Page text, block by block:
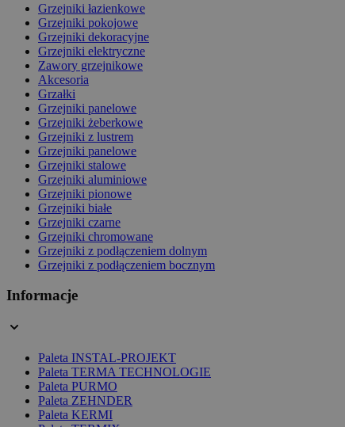
Grzejniki łazienkowe
Grzejniki pokojowe
Grzejniki dekoracyjne
Grzejniki elektryczne
Zawory grzejnikowe
Akcesoria
Grzałki
Grzejniki panelowe
Grzejniki żeberkowe
Grzejniki z lustrem
Grzejniki panelowe
Grzejniki stalowe
Grzejniki aluminiowe
Grzejniki pionowe
Grzejniki białe
Grzejniki czarne
Grzejniki chromowane
Grzejniki z podłączeniem dolnym
Grzejniki z podłączeniem bocznym
Informacje
Paleta INSTAL-PROJEKT
Paleta TERMA TECHNOLOGIE
Paleta PURMO
Paleta ZEHNDER
Paleta KERMI